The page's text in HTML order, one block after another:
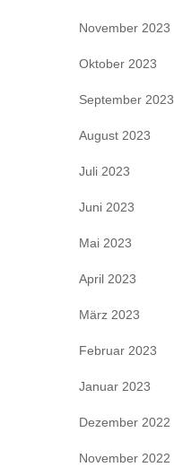
November 2023
Oktober 2023
September 2023
August 2023
Juli 2023
Juni 2023
Mai 2023
April 2023
März 2023
Februar 2023
Januar 2023
Dezember 2022
November 2022